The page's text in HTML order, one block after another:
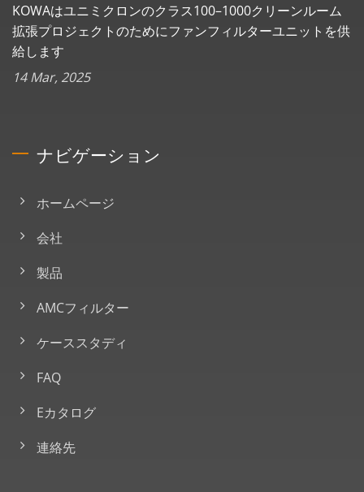
KOWAはユニミクロンのクラス100–1000クリーンルーム
拡張プロジェクトのためにファンフィルターユニットを供
給します
14 Mar, 2025
ナビゲーション
ホームページ
会社
製品
AMCフィルター
ケーススタディ
FAQ
Eカタログ
連絡先